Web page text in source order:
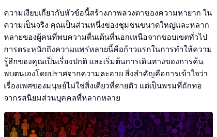
ความเงียบเกี่ยวกับหัวข้อนี้สร้างภาพลวงตาของความหายาก ใน
ความเป็นจริง คุณเป็นส่วนหนึ่งของชุมชนขนาดใหญ่และหลาก
หลายของผู้คนที่พบความตื่นเต้นที่นอกเหนือจากขอบเขตทั่วไป
การตระหนักถึงความแพร่หลายนี้คือก้าวแรกในการทำให้ความ
รู้สึกของคุณเป็นเรื่องปกติ และเริ่มต้นการเดินทางของการค้น
พบตนเองโดยปราศจากความละอาย สิ่งสำคัญคือการเข้าใจว่า
เรื่องเพศของมนุษย์ไม่ใช่สิ่งเดียวที่ตายตัว แต่เป็นพรมที่ถักทอ
จากรสนิยมส่วนบุคคลที่หลากหลาย